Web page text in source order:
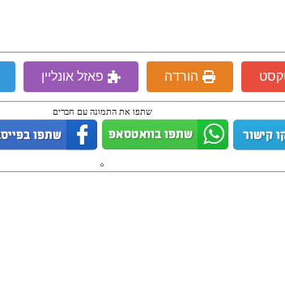
הורדה פאזל אונליין
שתפו את התמונה עם חברים